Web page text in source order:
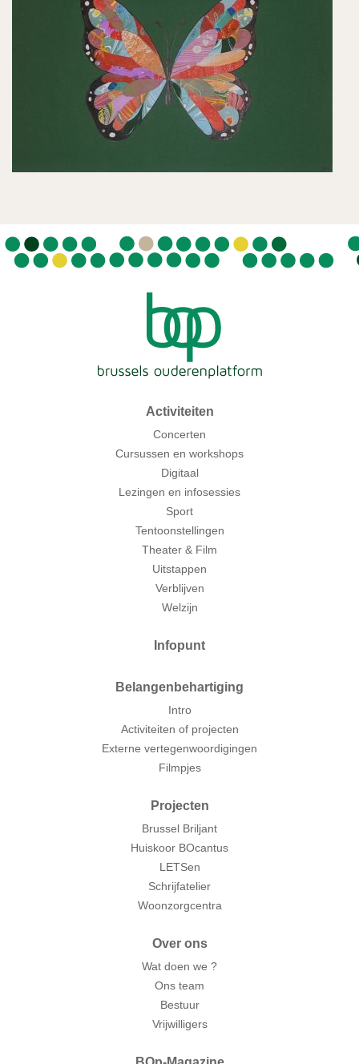
Activiteiten
Concerten
Cursussen en workshops
Digitaal
Lezingen en infosessies
Sport
Tentoonstellingen
Theater & Film
Uitstappen
Verblijven
Welzijn
Infopunt
Belangenbehartiging
Intro
Activiteiten of projecten
Externe vertegenwoordigingen
Filmpjes
Projecten
Brussel Briljant
Huiskoor BOcantus
LETSen
Schrijfatelier
Woonzorgcentra
Over ons
Wat doen we ?
Ons team
Bestuur
Vrijwilligers